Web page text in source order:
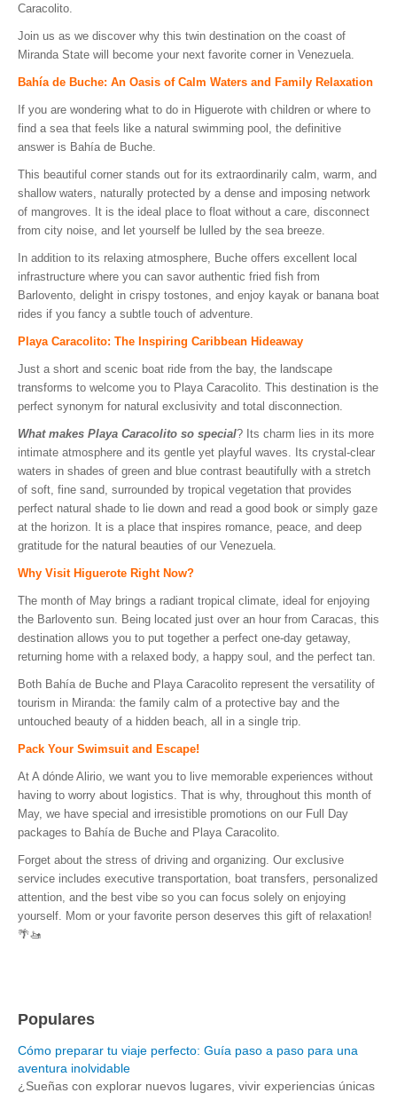
Caracolito.
Join us as we discover why this twin destination on the coast of
Miranda State will become your next favorite corner in Venezuela.
Bahía de Buche: An Oasis of Calm Waters and Family Relaxation
If you are wondering what to do in Higuerote with children or where to
find a sea that feels like a natural swimming pool, the definitive
answer is Bahía de Buche.
This beautiful corner stands out for its extraordinarily calm, warm, and
shallow waters, naturally protected by a dense and imposing network
of mangroves. It is the ideal place to float without a care, disconnect
from city noise, and let yourself be lulled by the sea breeze.
In addition to its relaxing atmosphere, Buche offers excellent local
infrastructure where you can savor authentic fried fish from
Barlovento, delight in crispy tostones, and enjoy kayak or banana boat
rides if you fancy a subtle touch of adventure.
Playa Caracolito: The Inspiring Caribbean Hideaway
Just a short and scenic boat ride from the bay, the landscape
transforms to welcome you to Playa Caracolito. This destination is the
perfect synonym for natural exclusivity and total disconnection.
What makes Playa Caracolito so special? Its charm lies in its more
intimate atmosphere and its gentle yet playful waves. Its crystal-clear
waters in shades of green and blue contrast beautifully with a stretch
of soft, fine sand, surrounded by tropical vegetation that provides
perfect natural shade to lie down and read a good book or simply gaze
at the horizon. It is a place that inspires romance, peace, and deep
gratitude for the natural beauties of our Venezuela.
Why Visit Higuerote Right Now?
The month of May brings a radiant tropical climate, ideal for enjoying
the Barlovento sun. Being located just over an hour from Caracas, this
destination allows you to put together a perfect one-day getaway,
returning home with a relaxed body, a happy soul, and the perfect tan.
Both Bahía de Buche and Playa Caracolito represent the versatility of
tourism in Miranda: the family calm of a protective bay and the
untouched beauty of a hidden beach, all in a single trip.
Pack Your Swimsuit and Escape!
At A dónde Alirio, we want you to live memorable experiences without
having to worry about logistics. That is why, throughout this month of
May, we have special and irresistible promotions on our Full Day
packages to Bahía de Buche and Playa Caracolito.
Forget about the stress of driving and organizing. Our exclusive
service includes executive transportation, boat transfers, personalized
attention, and the best vibe so you can focus solely on enjoying
yourself. Mom or your favorite person deserves this gift of relaxation!
🌴🚤
Populares
Cómo preparar tu viaje perfecto: Guía paso a paso para una
aventura inolvidable
¿Sueñas con explorar nuevos lugares, vivir experiencias únicas